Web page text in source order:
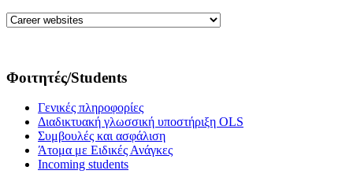
Φοιτητές/Students
Γενικές πληροφορίες
Διαδικτυακή γλωσσική υποστήριξη OLS
Συμβουλές και ασφάλιση
Άτομα με Ειδικές Ανάγκες
Incoming students